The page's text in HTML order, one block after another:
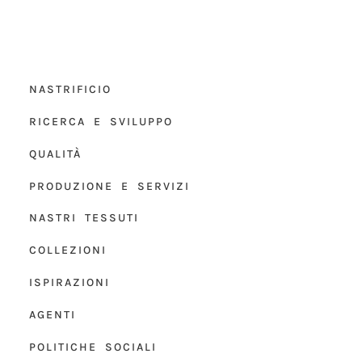
NASTRIFICIO
RICERCA E SVILUPPO
QUALITÀ
PRODUZIONE E SERVIZI
NASTRI TESSUTI
COLLEZIONI
ISPIRAZIONI
AGENTI
POLITICHE SOCIALI